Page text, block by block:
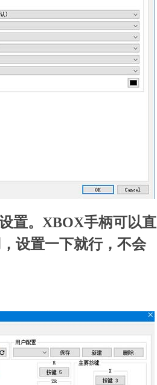
置。XBOX手柄可以直
设置一下就行，不会